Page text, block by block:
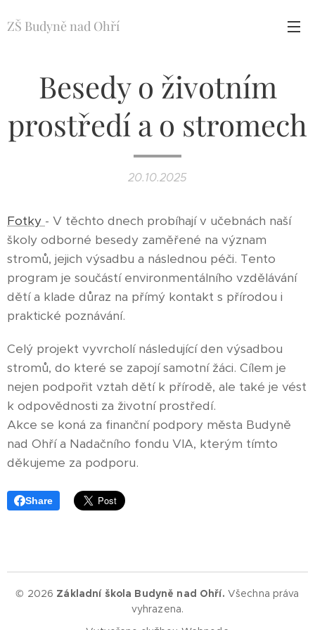
ZŠ Budyně nad Ohří
Besedy o životním
prostředí a o stromech
20.10.2025
Fotky - V těchto dnech probíhají v učebnách naší
školy odborné besedy zaměřené na význam
stromů, jejich výsadbu a následnou péči. Tento
program je součástí environmentálního vzdělávání
dětí a klade důraz na přímý kontakt s přírodou i
praktické poznávání.
Celý projekt vyvrcholí následující den výsadbou
stromů, do které se zapojí samotní žáci. Cílem je
nejen podpořit vztah dětí k přírodě, ale také je vést
k odpovědnosti za životní prostředí.
Akce se koná za finanční podpory města Budyně
nad Ohří a Nadačního fondu VIA, kterým tímto
děkujeme za podporu.
Share
© 2026 Základní škola Budyně nad Ohří. Všechna práva
vyhrazena.